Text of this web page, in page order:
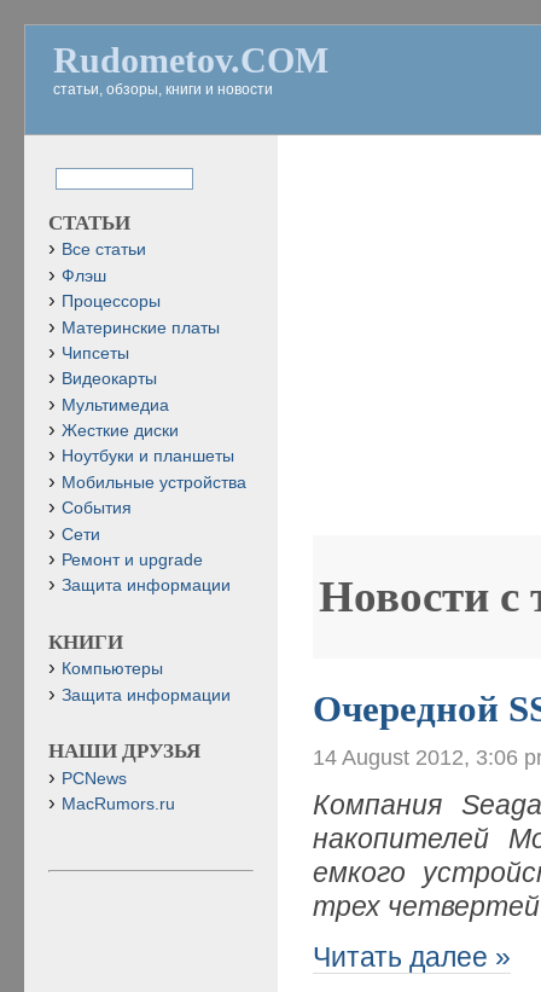
Rudometov.COM
статьи, обзоры, книги и новости
Новости с
Очередной
14 August 2012, 3:06
Компания
накопителей
емкого
трех
Читать далее »
СТАТЬИ
Все статьи
Флэш
Процессоры
Материнские платы
Чипсеты
Видеокарты
Мультимедиа
Жесткие диски
Ноутбуки и планшеты
Мобильные устройства
События
Сети
Ремонт и upgrade
Защита информации
КНИГИ
Компьютеры
Защита информации
НАШИ ДРУЗЬЯ
PCNews
MacRumors.ru